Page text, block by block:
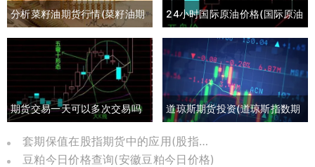
分析菜籽油期货行情(菜籽油期
货最新行情分析)
24小时国际原油价格(国际原油
期货24小时实时行情)
期货交易一天可以多次交易吗
(期货一天多次交易手续费多少)
道琼斯期货投资(道琼斯指数期
货实时行情)
套期保值在股指期货中的应用(股指期货套期保值是什么)
豆粕今日价格查询(安徽豆粕今日价格)